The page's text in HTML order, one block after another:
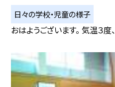
日々の学校・児童の様子
おはようございます。 気温３度